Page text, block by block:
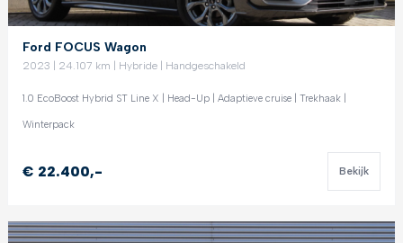
Ford FOCUS Wagon
2023 | 24.107 km | Hybride | Handgeschakeld
1.0 EcoBoost Hybrid ST Line X | Head-Up | Adaptieve cruise | Trekhaak |
Winterpack
€ 22.400,- Bekijk